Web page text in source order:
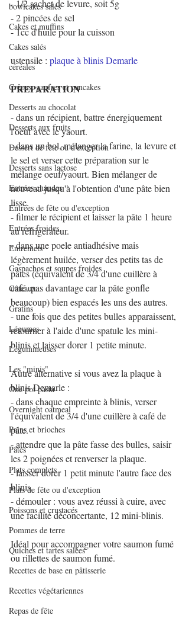
bowlcakes salés
Cakes et muffins
Cakes salés
céréales
Crêpes, gaufres et pancakes
Desserts au chocolat
Desserts aux fruits
Dessert de fête ou d'exception
Desserts sans lactose
Entrées chaudes
Entrées de fête ou d'exception
Entrées froides
Entremets
Gaspachos et soupes froides
Gâteaux
Gratins
Légumes
Légumineuses
Les "minis"
One pot pasta
Overnight oatmeal
Pains et brioches
Pâtes
Plats complets
Plats de fête ou d'exception
Poissons et crustacés
Pommes de terre
Quiches et tartes salées
Recettes de base en pâtisserie
Recettes végétariennes
Repas de fête
- 1/2 sachet de levure, soit 5g
- 2 pincées de sel
- 1cc d'huile pour la cuisson
ustensile : plaque à blinis Demarle
PREPARATION
- dans un récipient, battre énergiquement
l'oeuf avec le yaourt.
- dans un bol, mélanger la farine, la levure et
le sel et verser cette préparation sur le
mélange oeuf/yaourt. Bien mélanger de
nouveau jusqu'à l'obtention d'une pâte bien
lisse.
- filmer le récipient et laisser la pâte 1 heure
au réfrigérateur.
- dans une poele antiadhésive mais
légèrement huilée, verser des petits tas de
pâtes (équivalent de 3/4 d'une cuillère à
café..pas davantage car la pâte gonfle
beaucoup) bien espacés les uns des autres.
- une fois que des petites bulles apparaissent,
retourner à l'aide d'une spatule les mini-
blinis et laisser dorer 1 petite minute.
Autre alternative si vous avez la plaque à
blinis Demarle :
- dans chaque empreinte à blinis, verser
l'équivalent de 3/4 d'une cuillère à café de
pâte.
- attendre que la pâte fasse des bulles, saisir
les 2 poignées et renverser la plaque.
- laisser dorer 1 petit minute l'autre face des
blinis.
- démouler : vous avez réussi à cuire, avec
une facilité déconcertante, 12 mini-blinis.
Idéal pour accompagner votre saumon fumé
ou rillettes de saumon fumé.